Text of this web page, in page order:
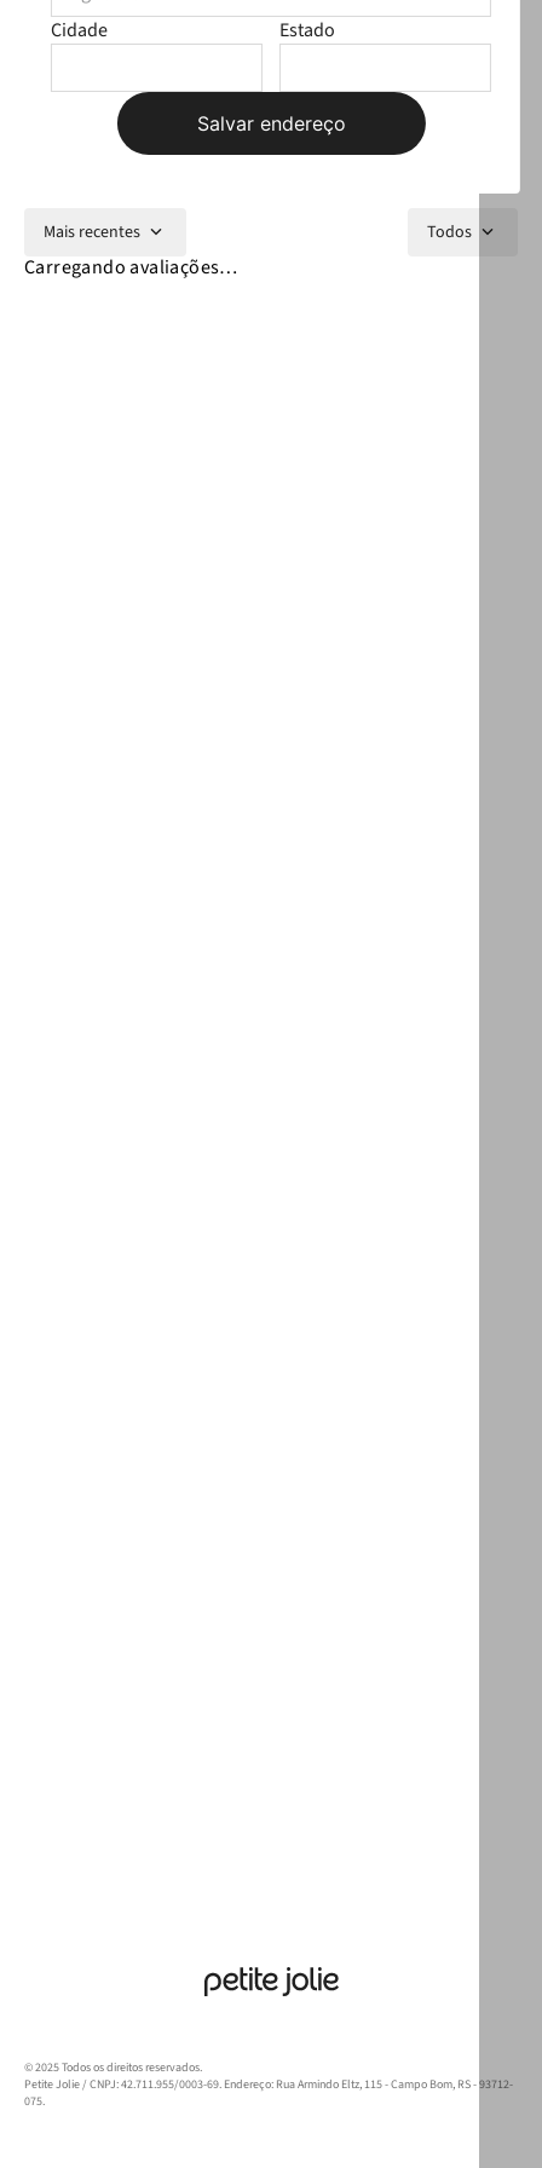
Cidade Estado
Salvar endereço
Faça login para escrever uma avaliação.
Mais recentes Todos
Carregando avaliações…
© 2025 Todos os direitos reservados.
Petite Jolie / CNPJ: 42.711.955/0003-69. Endereço: Rua Armindo Eltz, 115 - Campo Bom, RS - 93712-
075.